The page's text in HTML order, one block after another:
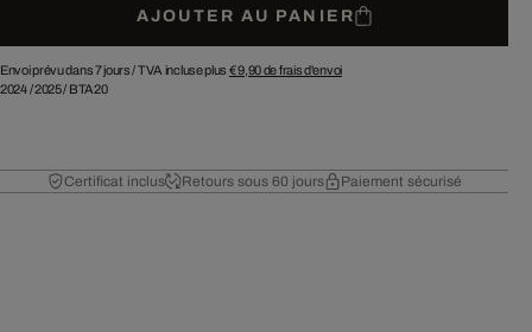
AJOUTER AU PANIER
Envoi prévu dans 7 jours /TVA incluse plus € 9,90de frais d'envoi
2024/2025/ BTA20
Certificat inclus Retours sous 60 jours Paiement sécurisé